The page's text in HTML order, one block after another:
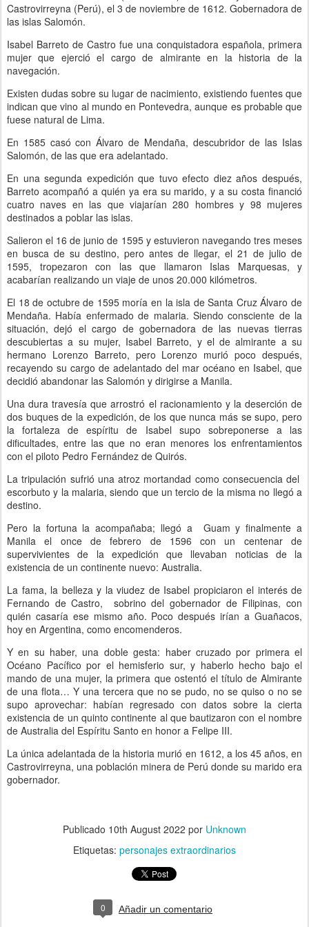
Castrovirreyna (Perú), el 3 de noviembre de 1612. Gobernadora de
las islas Salomón.
Isabel Barreto de Castro fue una conquistadora española, primera
mujer que ejerció el cargo de almirante en la historia de la
navegación.
Existen dudas sobre su lugar de nacimiento, existiendo fuentes que
indican que vino al mundo en Pontevedra, aunque es probable que
fuese natural de Lima.
En 1585 casó con Álvaro de Mendaña, descubridor de las Islas
Salomón, de las que era adelantado.
En una segunda expedición que tuvo efecto diez años después,
Barreto acompañó a quién ya era su marido, y a su costa financió
cuatro naves en las que viajarían 280 hombres y 98 mujeres
destinados a poblar las islas.
Salieron el 16 de junio de 1595 y estuvieron navegando tres meses
en busca de su destino, pero antes de llegar, el 21 de julio de
1595, tropezaron con las que llamaron Islas Marquesas, y
acabarían realizando un viaje de unos 20.000 kilómetros.
El 18 de octubre de 1595 moría en la isla de Santa Cruz Álvaro de
Mendaña. Había enfermado de malaria. Siendo consciente de la
situación, dejó el cargo de gobernadora de las nuevas tierras
descubiertas a su mujer, Isabel Barreto, y el de almirante a su
hermano Lorenzo Barreto, pero Lorenzo murió poco después,
recayendo su cargo de adelantado del mar océano en Isabel, que
decidió abandonar las Salomón y dirigirse a Manila.
Una dura travesía que arrostró el racionamiento y la deserción de
dos buques de la expedición, de los que nunca más se supo, pero
la fortaleza de espíritu de Isabel supo sobreponerse a las
dificultades, entre las que no eran menores los enfrentamientos
con el piloto Pedro Fernández de Quirós.
La tripulación sufrió una atroz mortandad como consecuencia del
escorbuto y la malaria, siendo que un tercio de la misma no llegó a
destino.
Pero la fortuna la acompañaba; llegó a Guam y finalmente a
Manila el once de febrero de 1596 con un centenar de
supervivientes de la expedición que llevaban noticias de la
existencia de un continente nuevo: Australia.
La fama, la belleza y la viudez de Isabel propiciaron el interés de
Fernando de Castro, sobrino del gobernador de Filipinas, con
quién casaría ese mismo año. Poco después irían a Guañacos,
hoy en Argentina, como encomenderos.
Y en su haber, una doble gesta: haber cruzado por primera el
Océano Pacífico por el hemisferio sur, y haberlo hecho bajo el
mando de una mujer, la primera que ostentó el título de Almirante
de una flota… Y una tercera que no se pudo, no se quiso o no se
supo aprovechar: habían regresado con datos sobre la cierta
existencia de un quinto continente al que bautizaron con el nombre
de Australia del Espíritu Santo en honor a Felipe III.
La única adelantada de la historia murió en 1612, a los 45 años, en
Castrovirreyna, una población minera de Perú donde su marido era
gobernador.
Publicado 10th August 2022 por Unknown
Etiquetas: personajes extraordinarios
0 Añadir un comentario